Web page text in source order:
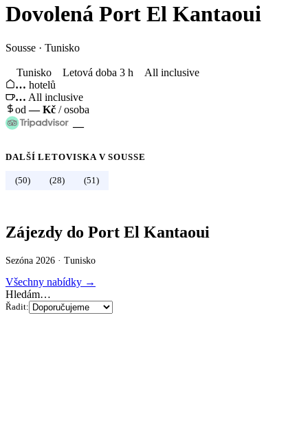
Dovolená Port El Kantaoui
Sousse · Tunisko
Tunisko Letová doba 3 h
All inclusive
… hotelů
… All inclusive
od—Kč / osoba
—
DALŠÍ LETOVISKA VSOUSSE
(50) (28) (51)
Zájezdy do Port El Kantaoui
Sezóna 2026 · Tunisko
Všechny nabídky →
Hledám…
Řadit: